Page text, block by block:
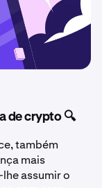
de crypto 🔍
também
mais
assumir o